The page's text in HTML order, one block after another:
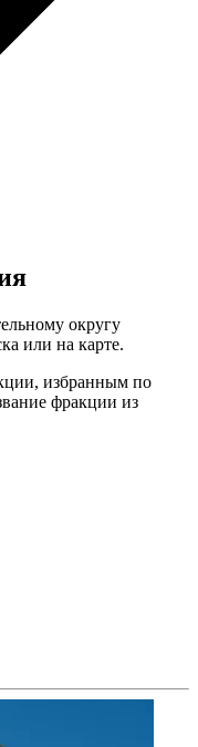
округу
или на карте.
избранным по
фракции из